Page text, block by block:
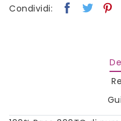
Condividi: